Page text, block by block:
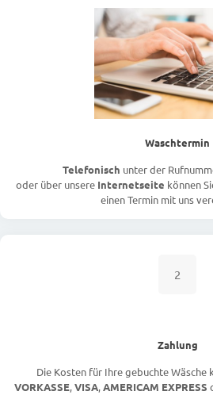
Waschtermin
Telefonisch unter der
oder über unsere Internetseite können
einen Termin mit uns
2
Zahlung
Die Kosten für Ihre gebuchte Wäsche
VORKASSE,VISA,AMERICAM EXPRESS